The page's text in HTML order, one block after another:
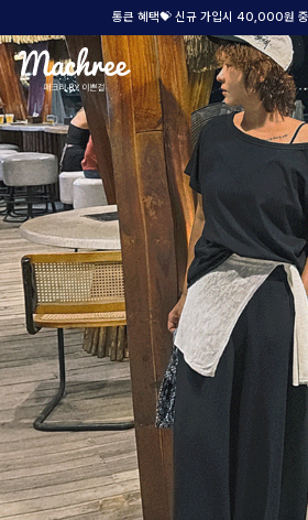
통큰 혜택💝 신규 가입시 40,000원 중